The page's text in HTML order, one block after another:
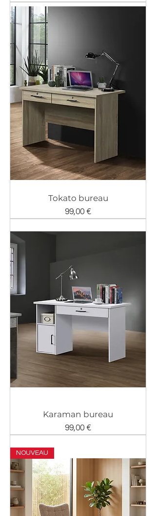
Tokato bureau
Prix
99,00 €
Karaman bureau
Prix
99,00 €
NOUVEAU